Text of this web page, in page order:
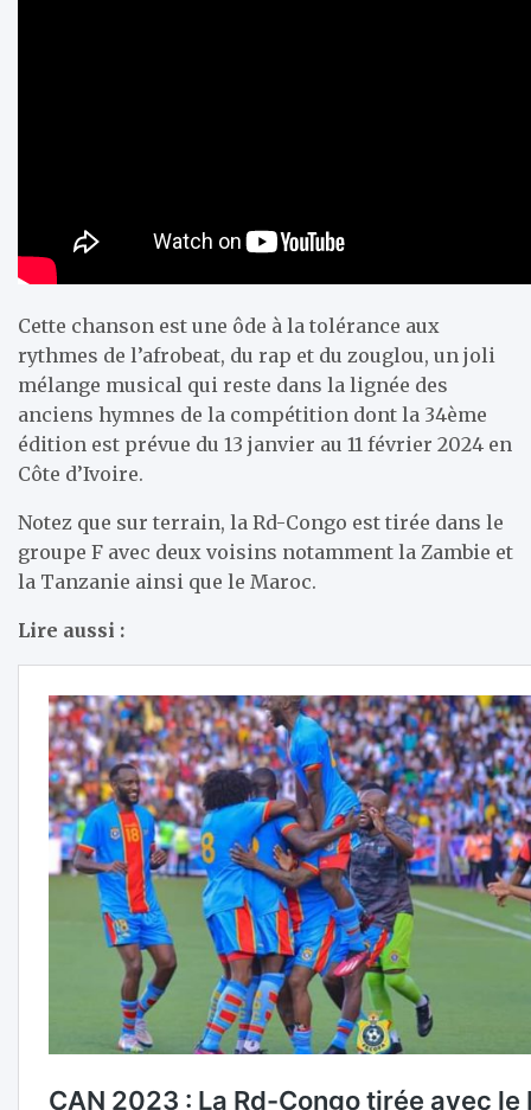
Cette chanson est une ôde à la tolérance aux
rythmes de l’afrobeat, du rap et du zouglou, un joli
mélange musical qui reste dans la lignée des
anciens hymnes de la compétition dont la 34ème
édition est prévue du 13 janvier au 11 février 2024 en
Côte d’Ivoire.
Notez que sur terrain, la Rd-Congo est tirée dans le
groupe F avec deux voisins notamment la Zambie et
la Tanzanie ainsi que le Maroc.
Lire aussi :